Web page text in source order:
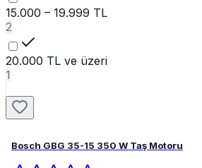
15.000 – 19.999 TL
2
20.000 TL ve üzeri
1
Bosch GBG 35-15 350 W Taş Motoru